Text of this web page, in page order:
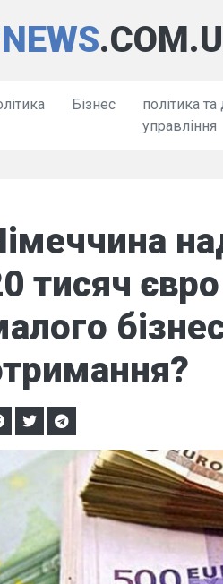
Бізнес
політика
управління
тисяч